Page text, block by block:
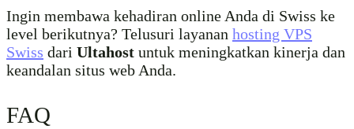
Ingin membawa kehadiran online Anda di Swiss ke
level berikutnya? Telusuri layanan hosting VPS
Swiss dari Ultahost untuk meningkatkan kinerja dan
keandalan situs web Anda.
FAQ